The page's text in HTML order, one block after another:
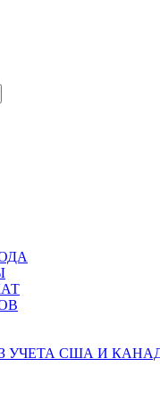
УЧЕТА США И